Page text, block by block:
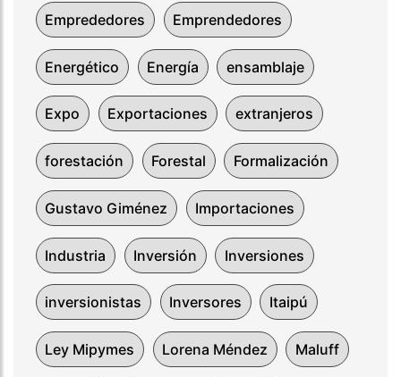
Emprededores Emprendedores
Energético Energía ensamblaje
Expo Exportaciones extranjeros
forestación Forestal Formalización
Gustavo Giménez Importaciones
Industria Inversión Inversiones
inversionistas Inversores Itaipú
Ley Mipymes Lorena Méndez Maluff